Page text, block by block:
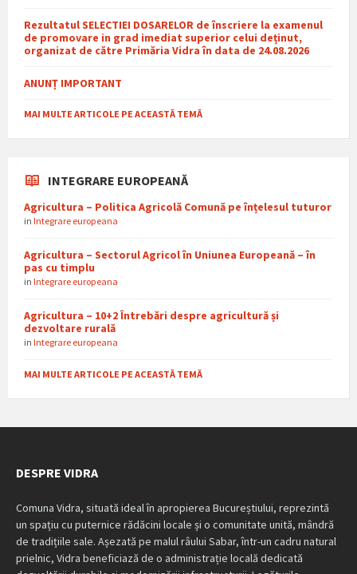
Rezultatul SELECTIEI DOSARELOR de înscriere la examenul
de promovare in grad imediat superior celui deținut,
organizat de către Primăria Vidra în data de 24.08.2026
ANUNȚ IMPORTANT
MAI MULTE ARTICOLE PE ACEASTĂ TEMĂ
INTEGRARE EUROPEANĂ
Agricultura – Politica Agricolă Comună pe înțelesul tuturor
in Integrare europeana
Agricultura – Sectorul Agricol în Uniunea Europeană – în
pas cu timplu
in Integrare europeana
Agricultura – 10+2 Întrebări despre agricultură și
dezvoltare rurală
in Integrare europeana
MAI MULTE ARTICOLE PE ACEASTĂ TEMĂ
DESPRE VIDRA
Comuna Vidra, situată ideal în apropierea Bucureștiului, reprezintă
un spațiu cu puternice rădăcini locale și o comunitate unită, mândră
de tradițiile sale. Așezată pe malul râului Sabar, într-un cadru natural
prielnic, Vidra beneficiază de o administrație locală dedicată